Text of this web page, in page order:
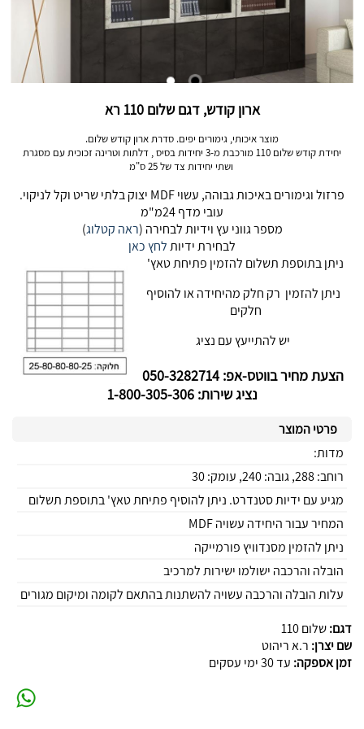
ארון קודש, דגם שלום 110 רא
מוצר איכותי, גימורים יפים. סדרת ארון קודש שלום.
יחידת קודש שלום 110 מורכבת מ-3 יחידות בסיס , דלתות וטרינה זכוכית עם מסגרת
ושתי יחידות צד של 25 ס"מ
פרזול וגימורים באיכות גבוהה, עשוי MDF יצוק בלתי שריט וקל לניקוי.
עובי מדף 24מ"מ
מספר גווני עץ וידיות לבחירה (ראה קטלוג)
לבחירת ידיותלחץ כאן
ניתן בתוספת תשלום להזמין פתיחת טאץ'
ניתן להזמין רק חלק מהיחידה או להוסיף
חלקים
יש להתייעץ עם נציג
הצעת מחיר בווטס-אפ: 050-3282714
נציג שירות: 1-800-305-306
פרטי המוצר
מדות:
רוחב: 288, גובה: 240, עומק: 30
מגיע עם ידיות סטנדרט. ניתן להוסיף פתיחת טאץ' בתוספת תשלום
המחיר עבור היחידה עשויה MDF
ניתן להזמין מסנדוויץ פורמייקה
הובלה והרכבה ישולמו ישירות למרכיב
עלות הובלה והרכבה עשויה להשתנות בהתאם לקומה ומיקום מגורים
דגם:שלום 110
שם יצרן: ר.א ריהוט
זמן אספקה: עד 30 ימי עסקים